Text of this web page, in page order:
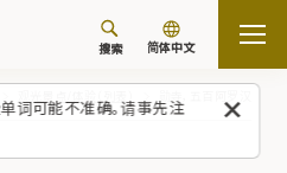
词可能不准确。请事先注
搜索 简体中文